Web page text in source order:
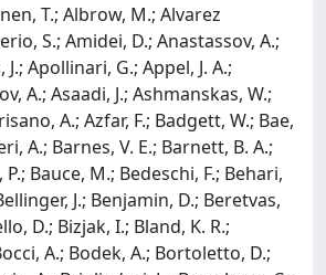
T.; Albrow, M.; Alvarez
S.; Amidei, D.; Anastassov, A.;
Apollinari, G.; Appel, J. A.;
A.; Asaadi, J.; Ashmanskas, W.;
A.; Azfar, F.; Badgett, W.; Bae,
A.; Barnes, V. E.; Barnett, B. A.;
Bauce, M.; Bedeschi, F.; Behari,
J.; Benjamin, D.; Beretvas,
D.; Bizjak, I.; Bland, K. R.;
A.; Bodek, A.; Bortoletto, D.;